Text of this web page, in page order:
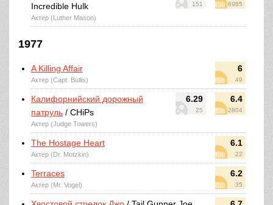
151 6985
Incredible Hulk
Актер (Luther Mason)
1977
6
49
A Killing Affair
Актер (Capt. Bullis)
6.29
25
6.4
2804
Калифорнийский дорожный
патруль / CHiPs
Актер (Judge Towers)
6.1
22
The Hostage Heart
Актер (Dr. Motzkin)
6.2
35
Terraces
Актер (Mr. Vogel)